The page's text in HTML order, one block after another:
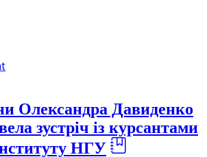
Олександра Давиденко
зустріч із курсантами
НГУ